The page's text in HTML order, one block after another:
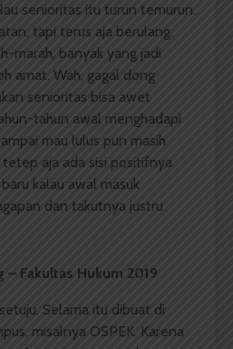
senioritas itu turun temurun.
tapi terus aja berulang.
marah, banyak yang jadi
amat. Wah, gagal dong
senioritas bisa awet
tahun awal menghadapi
mau lulus pun masih
tetep aja ada sisi positifnya
kalau awal masuk
dan takutnya justru
– Fakultas Hukum 2019
Selama itu dibuat di
misalnya OSPEK. Karena